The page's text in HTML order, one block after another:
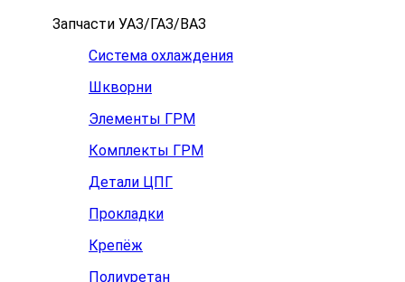
Запчасти УАЗ/ГАЗ/ВАЗ
Система охлаждения
Шкворни
Элементы ГРМ
Комплекты ГРМ
Детали ЦПГ
Прокладки
Крепёж
Полиуретан